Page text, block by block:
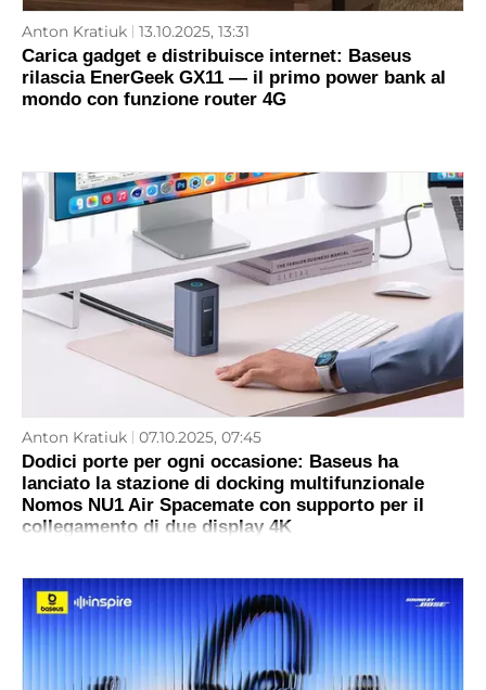
Anton Kratiuk 13.10.2025, 13:31
Carica gadget e distribuisce internet: Baseus
rilascia EnerGeek GX11 — il primo power bank al
mondo con funzione router 4G
Anton Kratiuk 07.10.2025, 07:45
Dodici porte per ogni occasione: Baseus ha
lanciato la stazione di docking multifunzionale
Nomos NU1 Air Spacemate con supporto per il
collegamento di due display 4K